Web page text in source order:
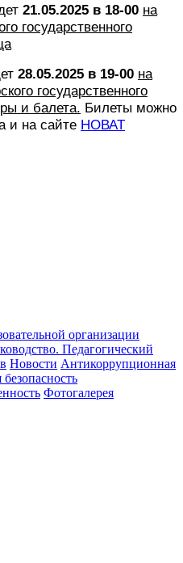
21.05.2025 в 18-00 на
государственного
28.05.2025 в 19-00 на
государственного
и балета. Билеты можно
и на сайте НОВАТ
организации
Педагогический
Новости Антикоррупционная
Фотогалерея